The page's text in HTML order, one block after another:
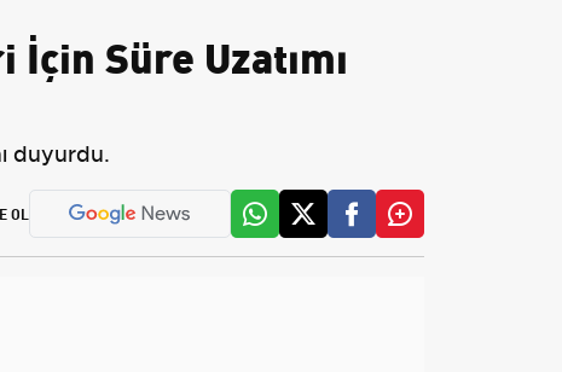
Süre Uzatımı
duyurdu.
OL